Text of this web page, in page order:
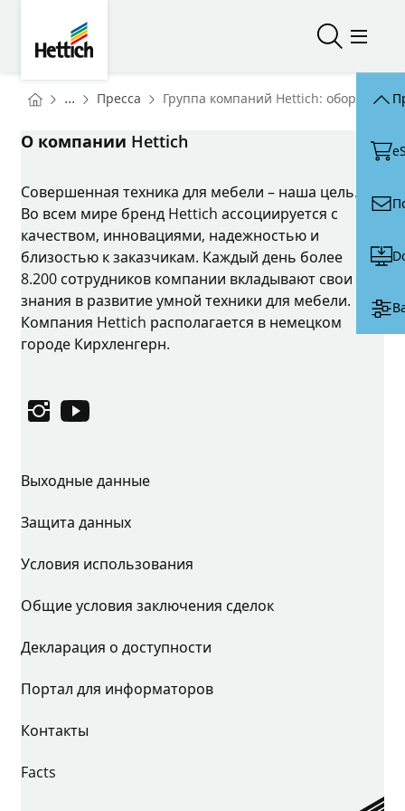
Открыть/
You are here:
Homepage
... Пресса Homepage
Группа компаний Hettich: оборот 1,3
О компании Hettich
Совершенная техника для мебели – наша цель.
Во всем мире бренд Hettich ассоциируется с
качеством, инновациями, надежностью и
близостью к заказчикам. Каждый день более
8.200 сотрудников компании вкладывают свои
знания в развитие умной техники для мебели.
Компания Hettich располагается в немецком
городе Кирхленгерн.
InstagramYouTube
Выходные данные
Защита данных
Условия использования
Общие условия заключения сделок
Декларация о доступности
Портал для информаторов
Контакты
Facts